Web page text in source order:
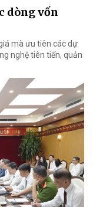
dòng vốn
mà ưu tiên các dự
nghệ tiên tiến, quản